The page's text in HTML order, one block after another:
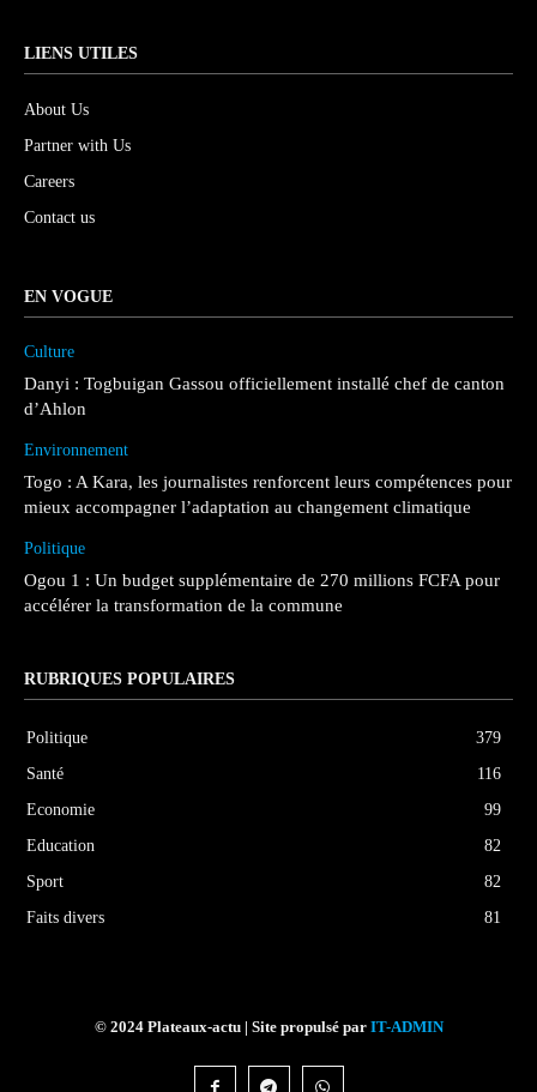
LIENS UTILES
About Us
Partner with Us
Careers
Contact us
EN VOGUE
Culture
Danyi : Togbuigan Gassou officiellement installé chef de canton
d’Ahlon
Environnement
Togo : A Kara, les journalistes renforcent leurs compétences pour
mieux accompagner l’adaptation au changement climatique
Politique
Ogou 1 : Un budget supplémentaire de 270 millions FCFA pour
accélérer la transformation de la commune
RUBRIQUES POPULAIRES
Politique
379
Santé
116
Economie
99
Education
82
Sport
82
Faits divers
81
© 2024 Plateaux-actu | Site propulsé par IT-ADMIN